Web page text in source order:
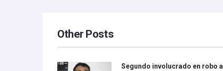
Other Posts
Segundo involucrado en robo a